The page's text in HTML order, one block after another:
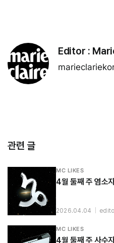
Editor :
관련 글
MC LIKES
4월 둘째 주 염소
2026.04.04
MC LIKES
4월 둘째 주 사수